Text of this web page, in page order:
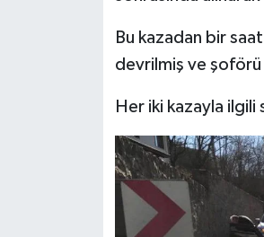
Bu kazadan bir
devrilmiş ve şoförü
Her iki kazayla